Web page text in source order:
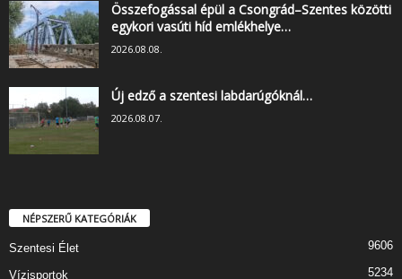
Összefogással épül a Csongrád–Szentes közötti
egykori vasúti híd emlékhelye…
2026.08.08.
Új edző a szentesi labdarúgóknál…
2026.08.07.
NÉPSZERŰ KATEGÓRIÁK
Szentesi Élet 9606
Vízisportok 5234